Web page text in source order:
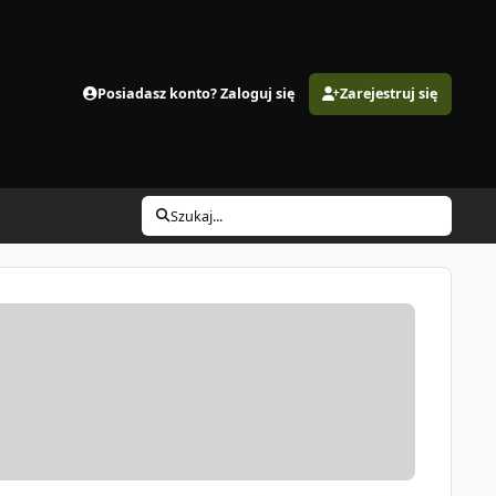
Posiadasz konto? Zaloguj się Zarejestruj się
Szukaj...